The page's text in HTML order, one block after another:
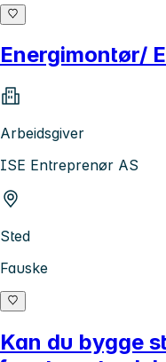
Energimontør/
Arbeidsgiver
ISE Entreprenør AS
Sted
Fauske
Kan du bygge